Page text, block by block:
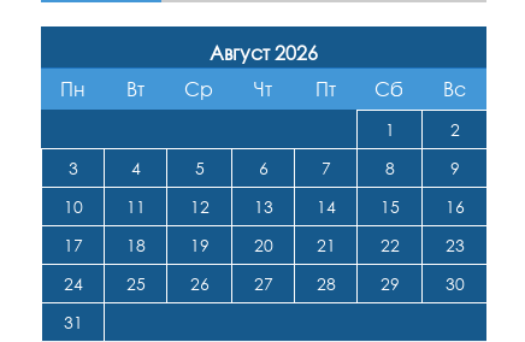
Август 2026
Пн
Вт Ср Чт Пт Сб Вс
1
2
3
4 5 6 7 8
9
10
11 12 13 14 15
16
17
18 19 20 21 22
23
24
25 26 27 28 29
30
31